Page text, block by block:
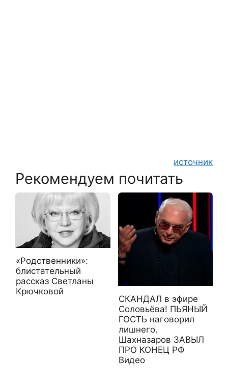
источник
Рекомендуем почитать
«Родственники»:
блистательный
рассказ Светланы
Крючковой
СКАНДАЛ в эфире
Соловьёва! ПЬЯНЫЙ
ГОСТЬ наговорил
лишнего.
Шахназаров ЗАВЫЛ
ПРО КОНЕЦ РФ
Видео